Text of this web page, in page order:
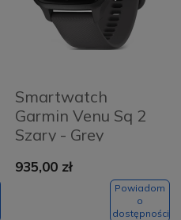
Smartwatch
Garmin Venu Sq 2
Szary - Grey
935,00 zł
Powiadom
o
dostępności